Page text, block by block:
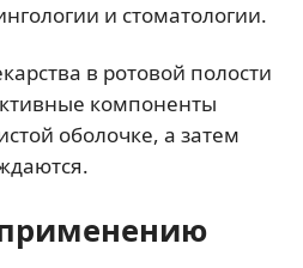
и стоматологии.
в ротовой полости
компоненты
оболочке, а затем